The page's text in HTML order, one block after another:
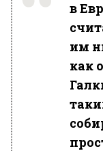
в
им
как